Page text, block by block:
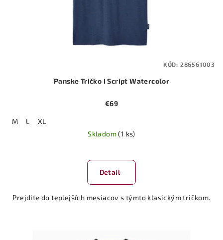
Panske Tričko I Script Watercolor
€69
M L
XL
Skladom(1 ks)
Detail
Prejdite do teplejších mesiacov s týmto klasickým tričkom.
KÓD: 286561003